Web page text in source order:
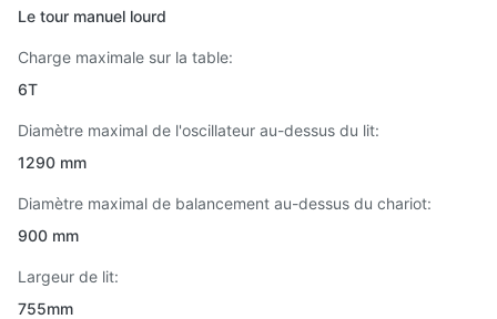
Le tour manuel lourd
Charge maximale sur la table:
6T
Diamètre maximal de l'oscillateur au-dessus du lit:
1290 mm
Diamètre maximal de balancement au-dessus du chariot:
900 mm
Largeur de lit:
755mm